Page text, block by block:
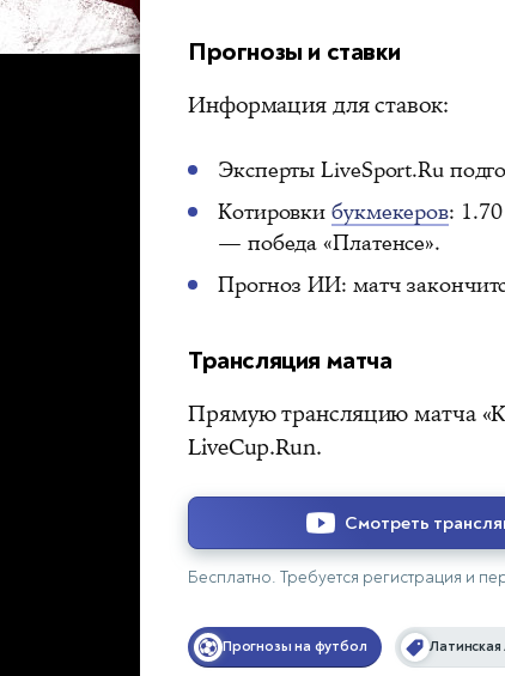
Прогнозы и ставки
Информация для ставок:
Эксперты LiveSport.Ru
Котировкибукмекеров:
— победа «Платенсе».
Прогноз ИИ: матч
Трансляция матча
Прямую трансляцию матча
LiveCup.Run.
Смотреть
Бесплатно. Требуется регистрация и
Прогнозы на футбол